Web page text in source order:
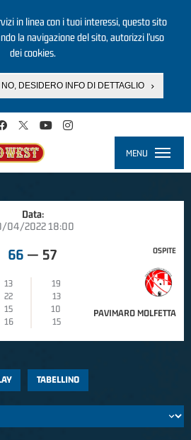
in linea con i tuoi interessi, questo sito
la navigazione del sito, autorizzi l’uso
dei cookies.
NO, DESIDERO INFO DI DETTAGLIO
MENU
Data:
04/2022 18:00
66 — 57
13
19
22
13
15
10
16
15
OSPITE
PAVIMARO MOLFETTA
TABELLINO